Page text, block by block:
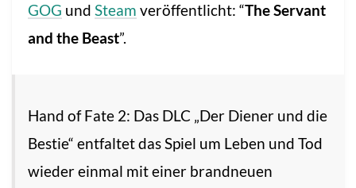
GOG und Steam veröffentlicht: “The Servant
and the Beast”.
Hand of Fate 2: Das DLC „Der Diener und die
Bestie“ entfaltet das Spiel um Leben und Tod
wieder einmal mit einer brandneuen